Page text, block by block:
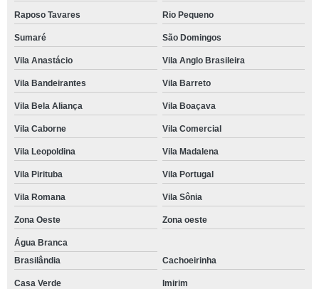
Raposo Tavares Rio Pequeno
Sumaré São Domingos
Vila Anastácio Vila Anglo Brasileira
Vila Bandeirantes Vila Barreto
Vila Bela Aliança Vila Boaçava
Vila Caborne Vila Comercial
Vila Leopoldina Vila Madalena
Vila Pirituba Vila Portugal
Vila Romana Vila Sônia
Zona Oeste Zona oeste
Água Branca
Brasilândia
Cachoeirinha
Casa Verde Imirim